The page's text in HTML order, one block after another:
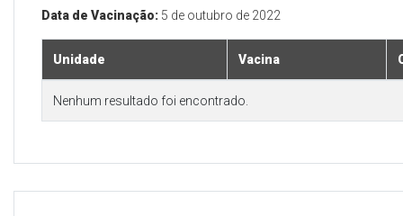
Data de Vacinação: 5 de outubro de 2022
Unidade Vacina
Nenhum resultado foi encontrado.